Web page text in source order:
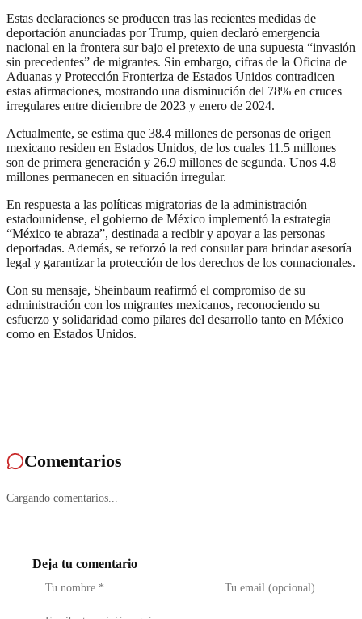
Estas declaraciones se producen tras las recientes medidas de
deportación anunciadas por Trump, quien declaró emergencia
nacional en la frontera sur bajo el pretexto de una supuesta “invasión
sin precedentes” de migrantes. Sin embargo, cifras de la Oficina de
Aduanas y Protección Fronteriza de Estados Unidos contradicen
estas afirmaciones, mostrando una disminución del 78% en cruces
irregulares entre diciembre de 2023 y enero de 2024.
Actualmente, se estima que 38.4 millones de personas de origen
mexicano residen en Estados Unidos, de los cuales 11.5 millones
son de primera generación y 26.9 millones de segunda. Unos 4.8
millones permanecen en situación irregular.
En respuesta a las políticas migratorias de la administración
estadounidense, el gobierno de México implementó la estrategia
“México te abraza”, destinada a recibir y apoyar a las personas
deportadas. Además, se reforzó la red consular para brindar asesoría
legal y garantizar la protección de los derechos de los connacionales.
Con su mensaje, Sheinbaum reafirmó el compromiso de su
administración con los migrantes mexicanos, reconociendo su
esfuerzo y solidaridad como pilares del desarrollo tanto en México
como en Estados Unidos.
Comentarios
Cargando comentarios...
Deja tu comentario